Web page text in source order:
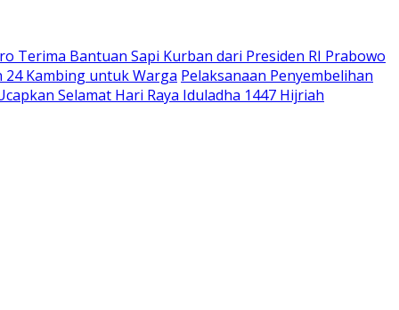
Terima Bantuan Sapi Kurban dari Presiden RI Prabowo
24 Kambing untuk Warga Pelaksanaan Penyembelihan
Selamat Hari Raya Iduladha 1447 Hijriah